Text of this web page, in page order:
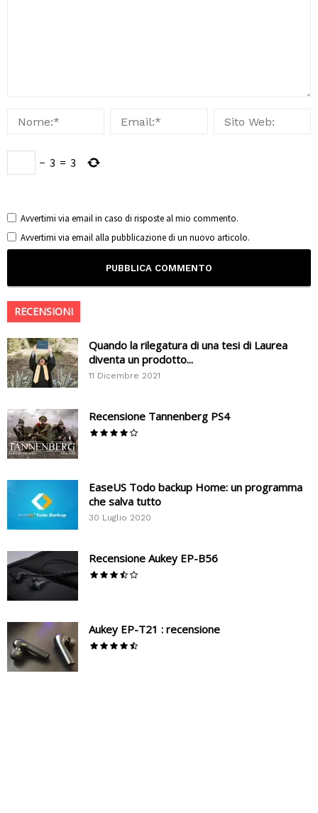
− 3 = 3
Avvertimi via email in caso di risposte al mio commento.
Avvertimi via email alla pubblicazione di un nuovo articolo.
RECENSIONI
Quando la rilegatura di una tesi di Laurea
diventa un prodotto...
11 Dicembre 2021
Recensione Tannenberg PS4
EaseUS Todo backup Home: un programma
che salva tutto
30 Luglio 2020
Recensione Aukey EP-B56
Aukey EP-T21 : recensione